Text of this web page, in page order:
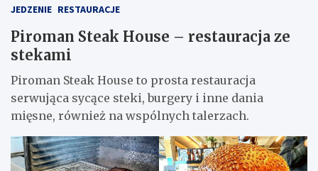
JEDZENIE RESTAURACJE
Piroman Steak House – restauracja ze
stekami
Piroman Steak House to prosta restauracja
serwująca sycące steki, burgery i inne dania
mięsne, również na wspólnych talerzach.